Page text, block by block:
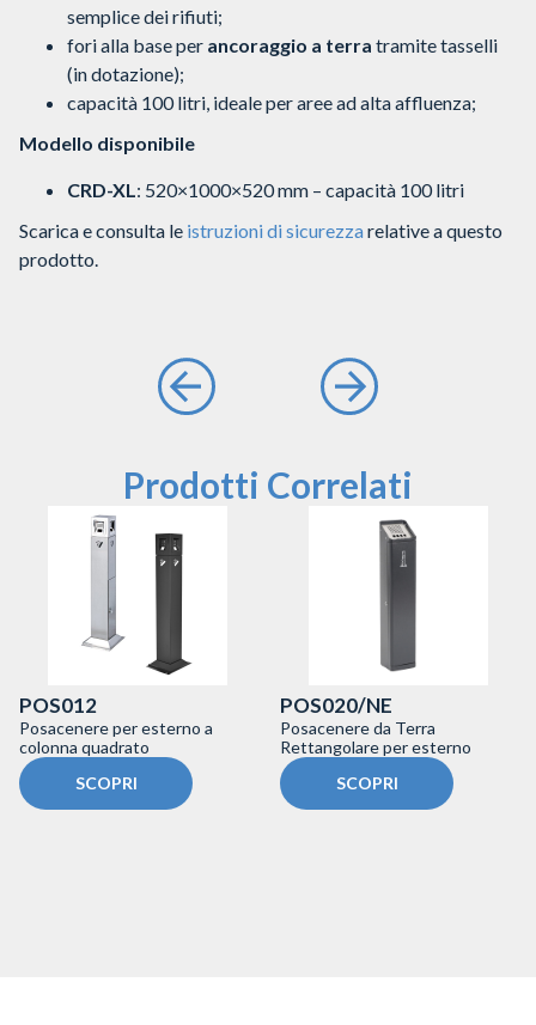
semplice dei rifiuti;
fori alla base per ancoraggio a terra tramite tasselli
(in dotazione);
capacità 100 litri, ideale per aree ad alta affluenza;
Modello disponibile
CRD-XL : 520×1000×520 mm – capacità 100 litri
Scarica e consulta le istruzioni di sicurezzarelative a questo
prodotto.
Prodotti Correlati
POS012
Posacenere per esterno a
colonna quadrato
SCOPRI
POS020/NE
Posacenere da Terra
Rettangolare per esterno
SCOPRI